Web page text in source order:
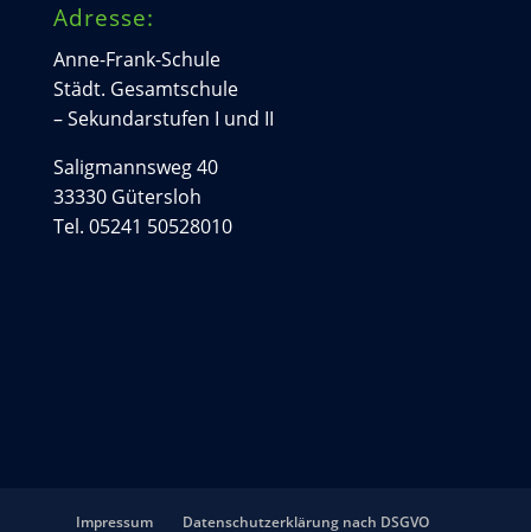
Adresse:
Anne-Frank-Schule
Städt. Gesamtschule
– Sekundarstufen I und II
Saligmannsweg 40
33330 Gütersloh
Tel. 05241 50528010
Impressum Datenschutzerklärung nach DSGVO